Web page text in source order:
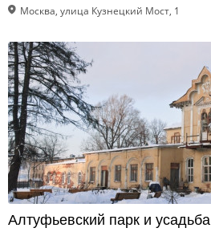
Москва, улица Кузнецкий Мост, 1
Алтуфьевский парк и усадьба